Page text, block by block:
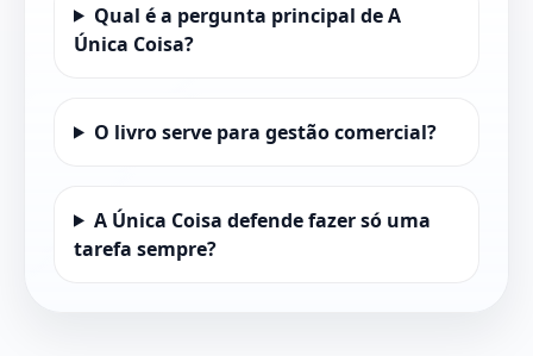
Qual é a pergunta principal de A
Única Coisa?
O livro serve para gestão comercial?
A Única Coisa defende fazer só uma
tarefa sempre?